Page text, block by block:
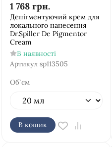
1 768 грн.
Депігментуючий крем для
локального нанесення
Dr.Spiller De Pigmentor
Cream
В наявності
Артикул sp113505
Об`єм
В кошик